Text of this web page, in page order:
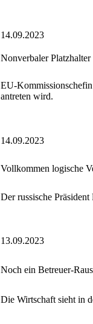
14.09.2023
Nonverbaler Platzhalter
EU-
antreten wird.
14.09.2023
Vollkommen logische
Der russische
13.09.2023
Noch ein Betreuer-
Die Wirtschaft sieht in